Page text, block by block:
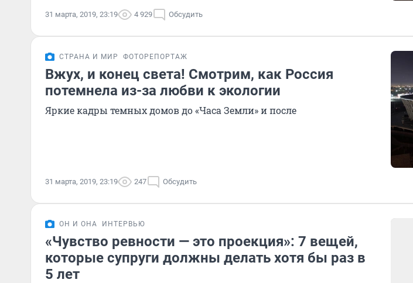
31 марта, 2019, 23:19 4 929 Обсудить
СТРАНА И МИР ФОТОРЕПОРТАЖ
Вжух, и конец света! Смотрим, как Россия
потемнела из-за любви к экологии
Яркие кадры темных домов до «Часа Земли» и после
31 марта, 2019, 23:19 247 Обсудить
ОН И ОНА ИНТЕРВЬЮ
«Чувство ревности — это проекция»: 7 вещей,
которые супруги должны делать хотя бы раз в
5 лет